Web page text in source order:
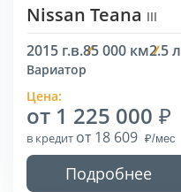
Nissan Teana III
2015 г.в.85 000 км2.5 л
Вариатор
Цена:
от 1 225 000
в кредит от 18 609
Подробнее